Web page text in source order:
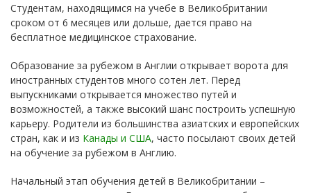
Студентам, находящимся на учебе в Великобритании
сроком от 6 месяцев или дольше, дается право на
бесплатное медицинское страхование.
Образование за рубежом в Англии открывает ворота для
иностранных студентов много сотен лет. Перед
выпускниками открывается множество путей и
возможностей, а также высокий шанс построить успешную
карьеру. Родители из большинства азиатских и европейских
стран, как и из Канады и США, часто посылают своих детей
на обучение за рубежом в Англию.
Начальный этап обучения детей в Великобритании –